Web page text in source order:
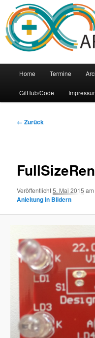
Inhalt
wechseln
Arduino-
Arduino Treffpunkt der
Home Termine
GitHub/Code
Bilder-
← Zurück
Veröffentlicht5. Mai 2015
Anleitung in Bildern